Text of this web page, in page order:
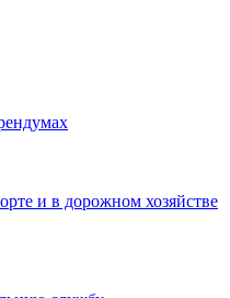
и в дорожном хозяйстве